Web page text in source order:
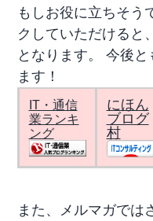
もしお役に立ちそう
クしていただけると
となります。 今後
ます！
IT・通信
業ランキ
ング
にほん
ブログ
村
また、メルマガでは